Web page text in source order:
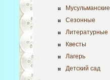
Мусульманские
Сезонные
Литературные
Квесты
Лагерь
Детский сад